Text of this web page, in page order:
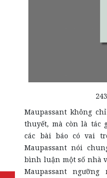
Maupassant không
thuyết, mà còn là tác
các bài báo có vai
Maupassant nói
bình luận một số nhà
Maupassant